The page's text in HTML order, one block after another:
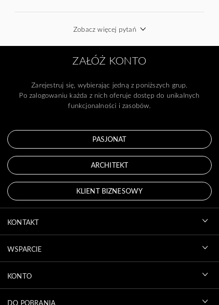
omnires.com/pl/pielegnacja-produktow
Zobacz więcej pytań
ZAŁÓŻ KONTO
Zarejestruj się, wybierając jedną z poniższych grup.
Po zalogowaniu każda z nich oferuje dostęp do unikalnych
funkcjonalności i zasobów.
PASJONAT
ARCHITEKT
KLIENT BIZNESOWY
KONTAKT
WSPARCIE
KONTO
DO POBRANIA